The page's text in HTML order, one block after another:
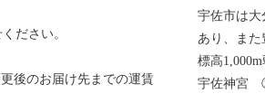
ださい。
後のお届け先までの運賃
宇佐市は大
あり、ま
標高1,000m弱の
宇佐神宮